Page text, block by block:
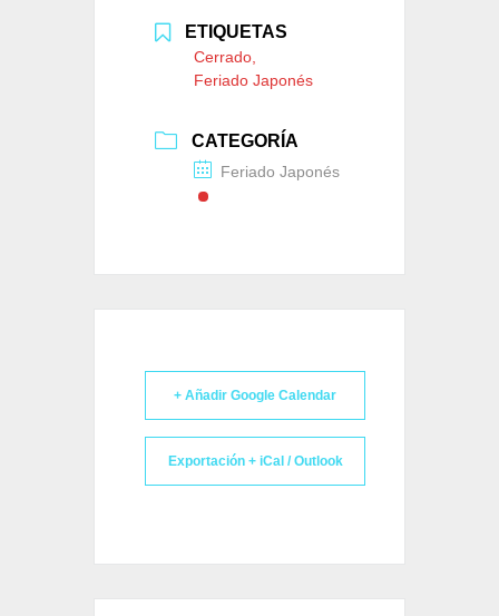
ETIQUETAS
Cerrado,
Feriado Japonés
CATEGORÍA
Feriado Japonés
+ Añadir Google Calendar
Exportación + iCal / Outlook